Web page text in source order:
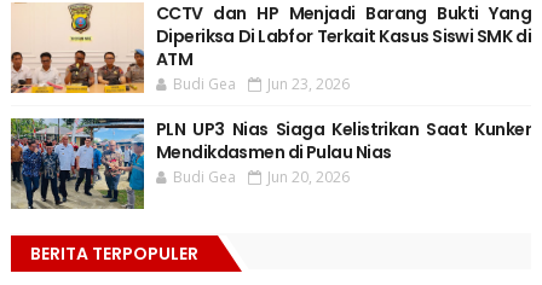
CCTV dan HP Menjadi Barang Bukti Yang
Diperiksa Di Labfor Terkait Kasus Siswi SMK di
ATM
Budi Gea Jun 23, 2026
PLN UP3 Nias Siaga Kelistrikan Saat Kunker
Mendikdasmen di Pulau Nias
Budi Gea Jun 20, 2026
BERITA TERPOPULER